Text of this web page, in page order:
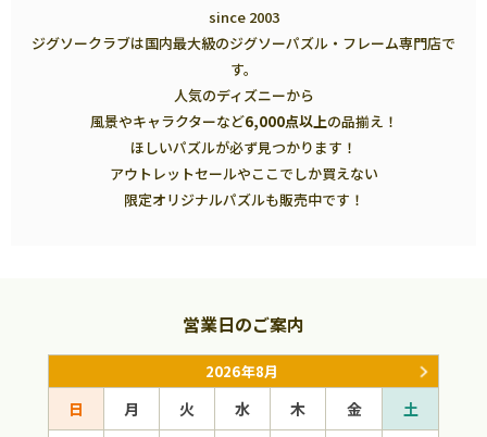
since 2003
ジグソークラブは国内最大級のジグソーパズル・フレーム専門店で
す。
人気のディズニーから
風景やキャラクターなど6,000点以上の品揃え！
ほしいパズルが必ず見つかります！
アウトレットセールやここでしか買えない
限定オリジナルパズルも販売中です！
営業日のご案内
2026年8月
日 月 火 水 木 金
土